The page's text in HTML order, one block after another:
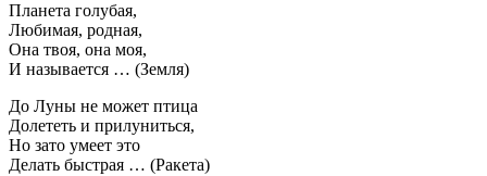
Планета голубая,
Любимая, родная,
Она твоя, она моя,
И называется … (Земля)
До Луны не может птица
Долететь и прилуниться,
Но зато умеет это
Делать быстрая … (Ракета)